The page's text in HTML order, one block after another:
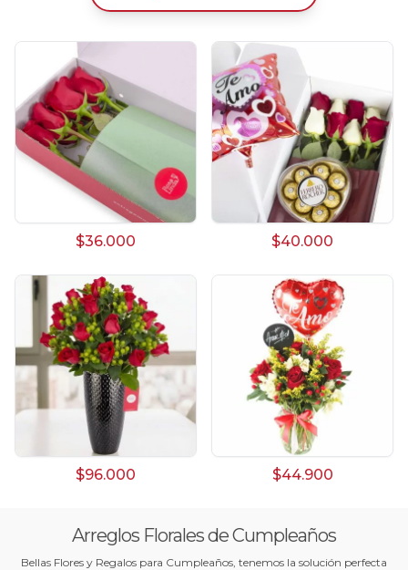
$36.000 $40.000
$96.000 $44.900
Arreglos Florales de Cumpleaños
Bellas Flores y Regalos para Cumpleaños, tenemos la solución perfecta